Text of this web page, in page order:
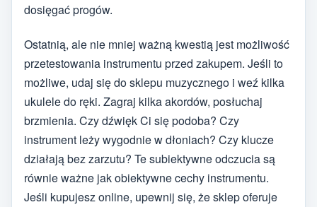
dosięgać progów.
Ostatnią, ale nie mniej ważną kwestią jest możliwość
przetestowania instrumentu przed zakupem. Jeśli to
możliwe, udaj się do sklepu muzycznego i weź kilka
ukulele do ręki. Zagraj kilka akordów, posłuchaj
brzmienia. Czy dźwięk Ci się podoba? Czy
instrument leży wygodnie w dłoniach? Czy klucze
działają bez zarzutu? Te subiektywne odczucia są
równie ważne jak obiektywne cechy instrumentu.
Jeśli kupujesz online, upewnij się, że sklep oferuje